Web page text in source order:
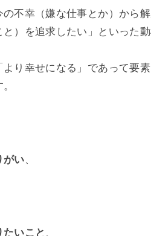
の不幸（嫌な仕事とか）から
）を追求したい」といった
より幸せになる」であって要
い、
いこと 、